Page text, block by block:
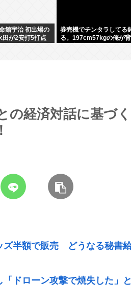
館宇治 初出場の
田が2安打5打点
券売機でチンタラしてる
る。197cm57kgの俺が
の経済対話に基づ
半額で販売 どうなる秘書
ドローン攻撃で焼失した」